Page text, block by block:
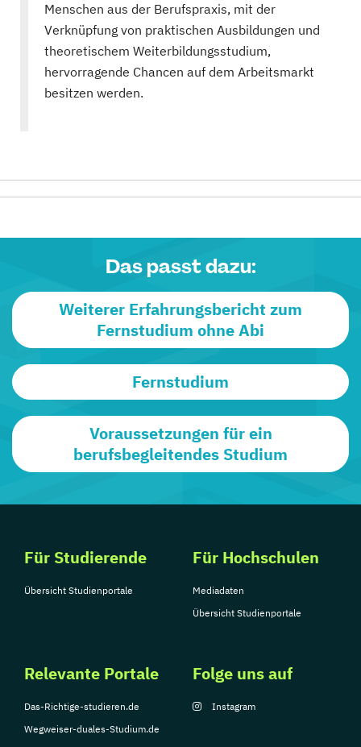
Menschen aus der Berufspraxis, mit der
Verknüpfung von praktischen Ausbildungen und
theoretischem Weiterbildungsstudium,
hervorragende Chancen auf dem Arbeitsmarkt
besitzen werden.
Das passt dazu:
Weiterer Erfahrungsbericht zum
Fernstudium ohne Abi
Fernstudium
Voraussetzungen für ein
berufsbegleitendes Studium
Für Studierende
Übersicht Studienportale
Für Hochschulen
Mediadaten
Übersicht Studienportale
Relevante Portale
Das-Richtige-studieren.de
Wegweiser-duales-Studium.de
Folge uns auf
Instagram